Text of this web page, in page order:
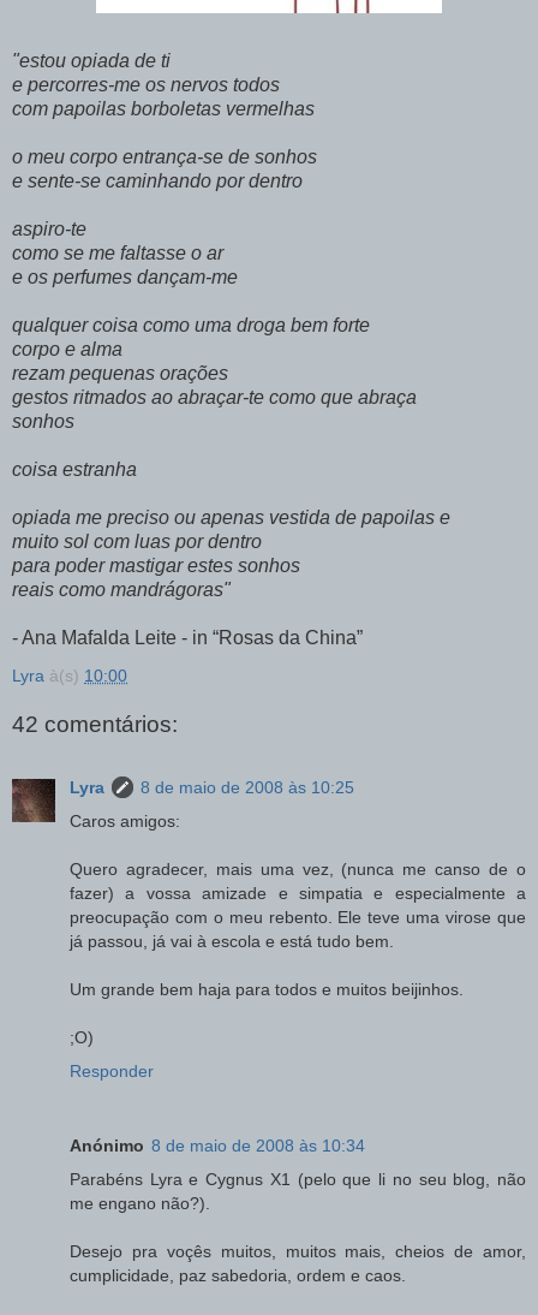
"estou opiada de ti
e percorres-me os nervos todos
com papoilas borboletas vermelhas
o meu corpo entrança-se de sonhos
e sente-se caminhando por dentro
aspiro-te
como se me faltasse o ar
e os perfumes dançam-me
qualquer coisa como uma droga bem forte
corpo e alma
rezam pequenas orações
gestos ritmados ao abraçar-te como que abraça
sonhos
coisa estranha
opiada me preciso ou apenas vestida de papoilas e
muito sol com luas por dentro
para poder mastigar estes sonhos
reais como mandrágoras"
- Ana Mafalda Leite - in “Rosas da China”
Lyra à(s) 10:00
42 comentários:
Lyra
8 de maio de 2008 às 10:25
Caros amigos:
Quero agradecer, mais uma vez, (nunca me canso de o
fazer) a vossa amizade e simpatia e especialmente a
preocupação com o meu rebento. Ele teve uma virose que
já passou, já vai à escola e está tudo bem.
Um grande bem haja para todos e muitos beijinhos.
;O)
Responder
Anónimo 8 de maio de 2008 às 10:34
Parabéns Lyra e Cygnus X1 (pelo que li no seu blog, não
me engano não?).
Desejo pra voçês muitos, muitos mais, cheios de amor,
cumplicidade, paz sabedoria, ordem e caos.